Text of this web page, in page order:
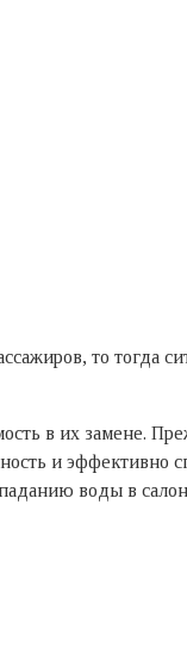
то тогда
в их замене.
и эффективно
воды в